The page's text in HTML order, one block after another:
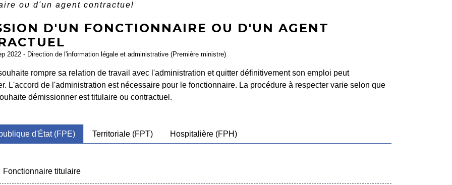
ou d'un agent contractuel
D'UN FONCTIONNAIRE OU D'UN AGENT
2022 - Direction de l'information légale et administrative (Première ministre)
rompre sa relation de travail avec l'administration et quitter définitivement son emploi peut
L'accord de l'administration est nécessaire pour le fonctionnaire. La procédure à respecter varie selon que
démissionner est titulaire ou contractuel.
d'État (FPE) Territoriale (FPT) Hospitalière (FPH)
Fonctionnaire titulaire